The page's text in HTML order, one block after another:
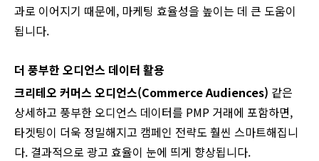
과로 이어지기 때문에, 마케팅 효율성을 높이는 데 큰 도움이
됩니다.
더 풍부한 오디언스 데이터 활용
크리테오 커머스 오디언스(Commerce Audiences) 같은
상세하고 풍부한 오디언스 데이터를 PMP 거래에 포함하면,
타겟팅이 더욱 정밀해지고 캠페인 전략도 훨씬 스마트해집니
다. 결과적으로 광고 효율이 눈에 띄게 향상됩니다.